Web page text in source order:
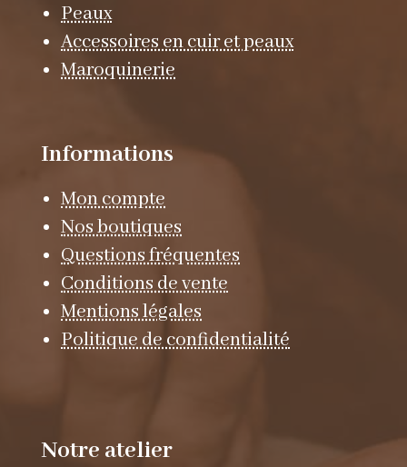
Peaux
Accessoires en cuir et peaux
Maroquinerie
Informations
Mon compte
Nos boutiques
Questions fréquentes
Conditions de vente
Mentions légales
Politique de confidentialité
Notre atelier